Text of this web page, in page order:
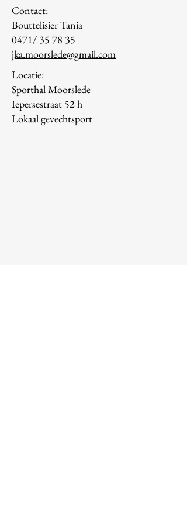
Contact:
Bouttelisier Tania
0471/ 35 78 35
jka.moorslede@gmail.com
Locatie:
Sporthal Moorslede
Iepersestraat 52 h
Lokaal gevechtsport